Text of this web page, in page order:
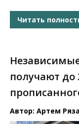
Читать
получают до
Автор: Артем